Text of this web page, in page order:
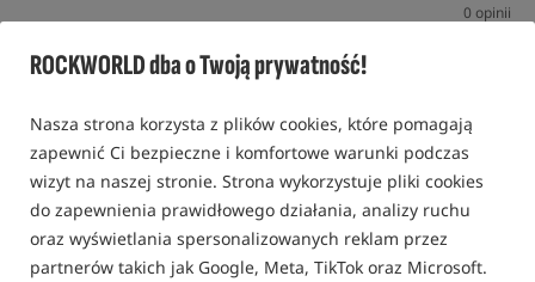
ROCKWORLD dba o Twoją prywatność!
Nasza strona korzysta z plików cookies, które pomagają
zapewnić Ci bezpieczne i komfortowe warunki podczas
wizyt na naszej stronie. Strona wykorzystuje pliki cookies
do zapewnienia prawidłowego działania, analizy ruchu
oraz wyświetlania spersonalizowanych reklam przez
partnerów takich jak Google, Meta, TikTok oraz Microsoft.
0 opinii
Promocja